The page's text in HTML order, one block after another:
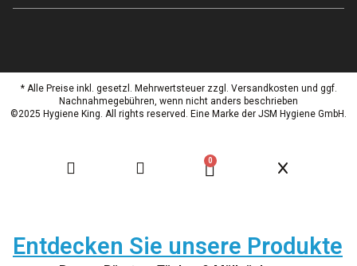
* Alle Preise inkl. gesetzl. Mehrwertsteuer zzgl. Versandkosten und ggf.
Nachnahmegebühren, wenn nicht anders beschrieben
©2025 Hygiene King. All rights reserved. Eine Marke der JSM Hygiene GmbH.
0
Entdecken Sie unsere Produkte